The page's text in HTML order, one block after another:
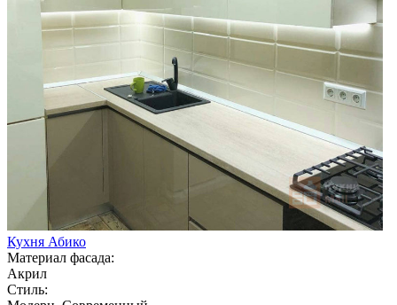
Кухня Абико
Материал фасада:
Акрил
Стиль: